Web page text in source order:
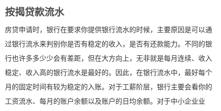
按揭贷款流水
房贷申请时，银行在要求你提供银行流水的时候，主要原因是可以通
过银行流水来判别你是否有稳定的收入，是否有还款能力。不同的银
行也许多多少少会有差距，但在大方向上，无非就是每月连续、收入
稳定、收入高的银行流水是最好的。因此，在银行流水中，最好每个
月的固定时间有较为稳定的入账。对于工薪阶层，银行主要会看你的
工资流水、每月的账户余额以及账户的日均余额。对于中小企业业